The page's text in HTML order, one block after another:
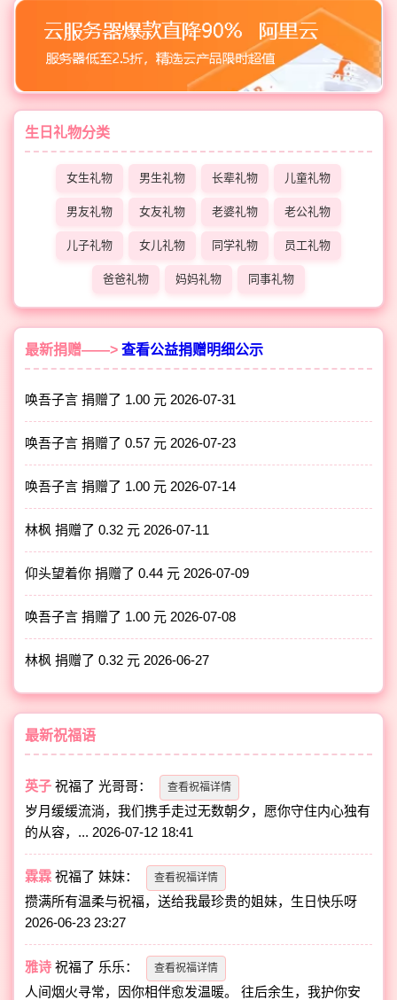
生日礼物分类
女生礼物 男生礼物 长辈礼物 儿童礼物
男友礼物 女友礼物 老婆礼物 老公礼物
儿子礼物 女儿礼物 同学礼物 员工礼物
爸爸礼物 妈妈礼物 同事礼物
最新捐赠——> 查看公益捐赠明细公示
唤吾子言 捐赠了 1.00 元 2026-07-31
唤吾子言 捐赠了 0.57 元 2026-07-23
唤吾子言 捐赠了 1.00 元 2026-07-14
林枫 捐赠了 0.32 元 2026-07-11
仰头望着你 捐赠了 0.44 元 2026-07-09
唤吾子言 捐赠了 1.00 元 2026-07-08
林枫 捐赠了 0.32 元 2026-06-27
最新祝福语
英子 祝福了光哥哥： 查看祝福详情
岁月缓缓流淌，我们携手走过无数朝夕，愿你守住内心独有
的从容，... 2026-07-12 18:41
霖霖 祝福了妹妹： 查看祝福详情
攒满所有温柔与祝福，送给我最珍贵的姐妹，生日快乐呀
2026-06-23 23:27
雅诗 祝福了 乐乐： 查看祝福详情
人间烟火寻常，因你相伴愈发温暖。 往后余生，我护你安